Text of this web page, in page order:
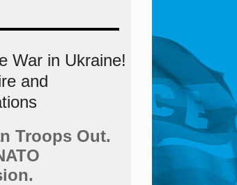
War in Ukraine!
and
Troops Out.